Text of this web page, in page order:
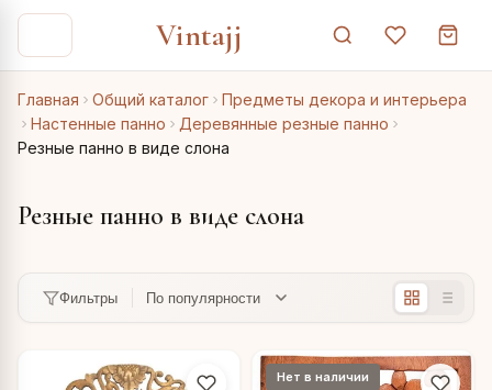
Vintajj
Главная Общий каталог
Предметы декора и интерьера
Настенные панно
Деревянные резные панно
Резные панно в виде слона
Резные панно в виде слона
Фильтры
Нет в наличии